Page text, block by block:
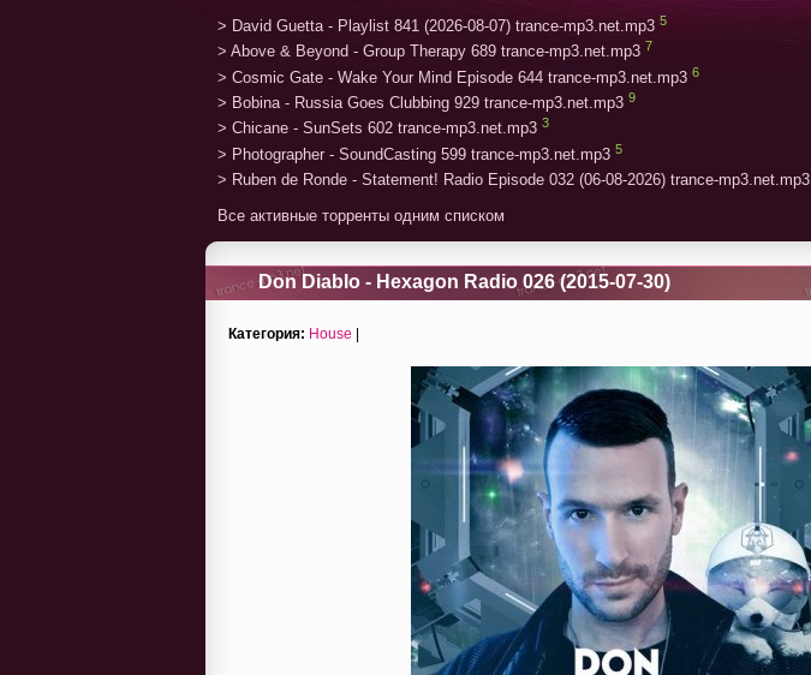
> David Guetta - Playlist 841 (2026-08-07) trance-mp3.net.mp3 5
> Above & Beyond - Group Therapy 689 trance-mp3.net.mp3 7
> Cosmic Gate - Wake Your Mind Episode 644 trance-mp3.net.mp3 6
> Bobina - Russia Goes Clubbing 929 trance-mp3.net.mp3 9
> Chicane - SunSets 602 trance-mp3.net.mp3 3
> Photographer - SoundCasting 599 trance-mp3.net.mp3 5
> Ruben de Ronde - Statement! Radio Episode 032 (06-08-2026) trance-mp3.net.mp3
Все активные торренты одним списком
Don Diablo - Hexagon Radio 026 (2015-07-30)
Категория: House |